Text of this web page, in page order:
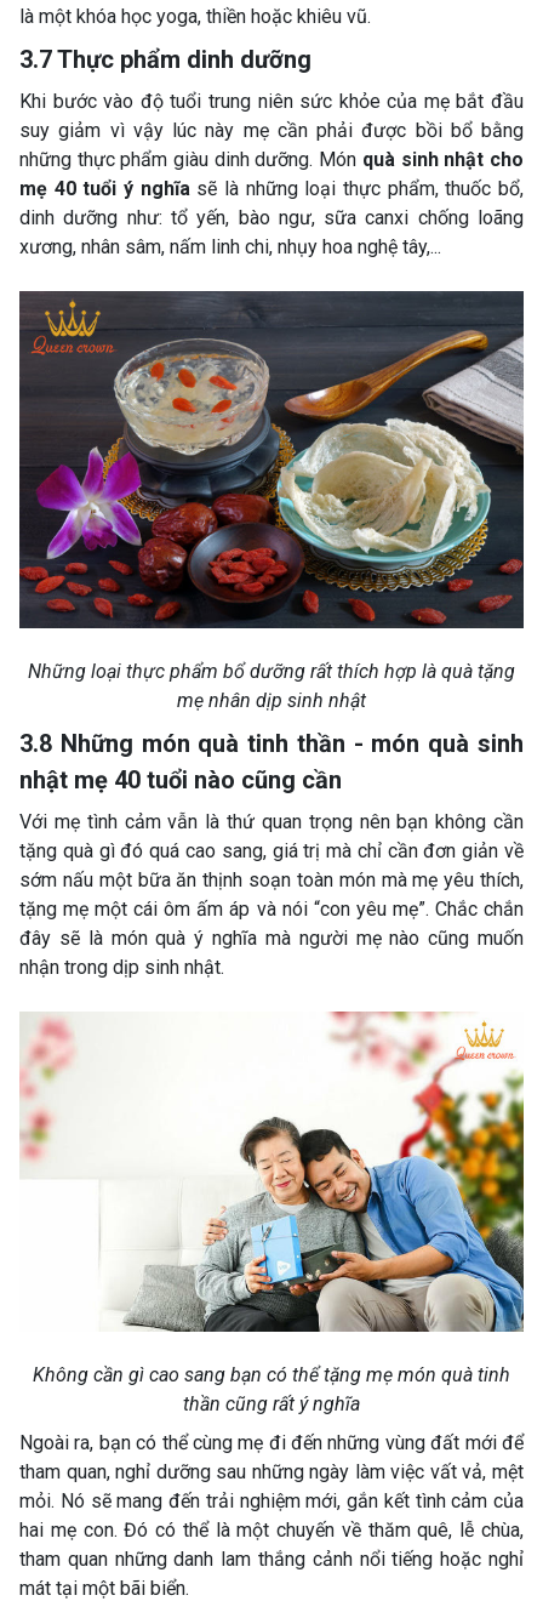
là một khóa học yoga, thiền hoặc khiêu vũ.
3.7 Thực phẩm dinh dưỡng
Khi bước vào độ tuổi trung niên sức khỏe của mẹ bắt đầu
suy giảm vì vậy lúc này mẹ cần phải được bồi bổ bằng
những thực phẩm giàu dinh dưỡng. Món quà sinh nhật cho
mẹ 40 tuổi ý nghĩasẽ là những loại thực phẩm, thuốc bổ,
dinh dưỡng như: tổ yến, bào ngư, sữa canxi chống loãng
xương, nhân sâm, nấm linh chi, nhụy hoa nghệ tây,...
Những loại thực phẩm bổ dưỡng rất thích hợp là quà tặng
mẹ nhân dịp sinh nhật
3.8 Những món quà tinh thần - món quà sinh
nhật mẹ 40 tuổi nào cũng cần
Với mẹ tình cảm vẫn là thứ quan trọng nên bạn không cần
tặng quà gì đó quá cao sang, giá trị mà chỉ cần đơn giản về
sớm nấu một bữa ăn thịnh soạn toàn món mà mẹ yêu thích,
tặng mẹ một cái ôm ấm áp và nói “con yêu mẹ”. Chắc chắn
đây sẽ là món quà ý nghĩa mà người mẹ nào cũng muốn
nhận trong dịp sinh nhật.
Không cần gì cao sang bạn có thể tặng mẹ món quà tinh
thần cũng rất ý nghĩa
Ngoài ra, bạn có thể cùng mẹ đi đến những vùng đất mới để
tham quan, nghỉ dưỡng sau những ngày làm việc vất vả, mệt
mỏi. Nó sẽ mang đến trải nghiệm mới, gắn kết tình cảm của
hai mẹ con. Đó có thể là một chuyến về thăm quê, lễ chùa,
tham quan những danh lam thắng cảnh nổi tiếng hoặc nghỉ
mát tại một bãi biển.